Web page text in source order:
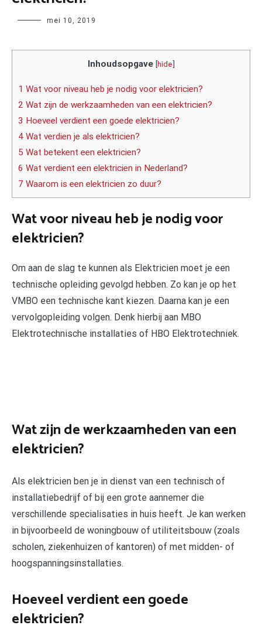
Author mei 10, 2019
Inhoudsopgave [hide]
1 Wat voor niveau heb je nodig voor elektricien?
2 Wat zijn de werkzaamheden van een elektricien?
3 Hoeveel verdient een goede elektricien?
4 Wat verdien je als elektricien?
5 Wat betekent een elektricien?
6 Wat verdient een elektricien in Nederland?
7 Waarom is een elektricien zo duur?
Wat voor niveau heb je nodig voor
elektricien?
Om aan de slag te kunnen als Elektricien moet je een
technische opleiding gevolgd hebben. Zo kan je op het
VMBO een technische kant kiezen. Daarna kan je een
vervolgopleiding volgen. Denk hierbij aan MBO
Elektrotechnische installaties of HBO Elektrotechniek.
Wat zijn de werkzaamheden van een
elektricien?
Als elektricien ben je in dienst van een technisch of
installatiebedrijf of bij een grote aannemer die
verschillende specialisaties in huis heeft. Je kan werken
in bijvoorbeeld de woningbouw of utiliteitsbouw (zoals
scholen, ziekenhuizen of kantoren) of met midden- of
hoogspanningsinstallaties.
Hoeveel verdient een goede
elektricien?